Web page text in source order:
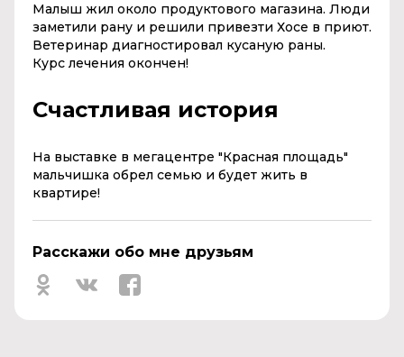
Малыш жил около продуктового магазина. Люди
заметили рану и решили привезти Хосе в приют.
Ветеринар диагностировал кусаную раны.
Курс лечения окончен!
Счастливая история
На выставке в мегацентре "Красная площадь"
мальчишка обрел семью и будет жить в
квартире!
Расскажи обо мне друзьям